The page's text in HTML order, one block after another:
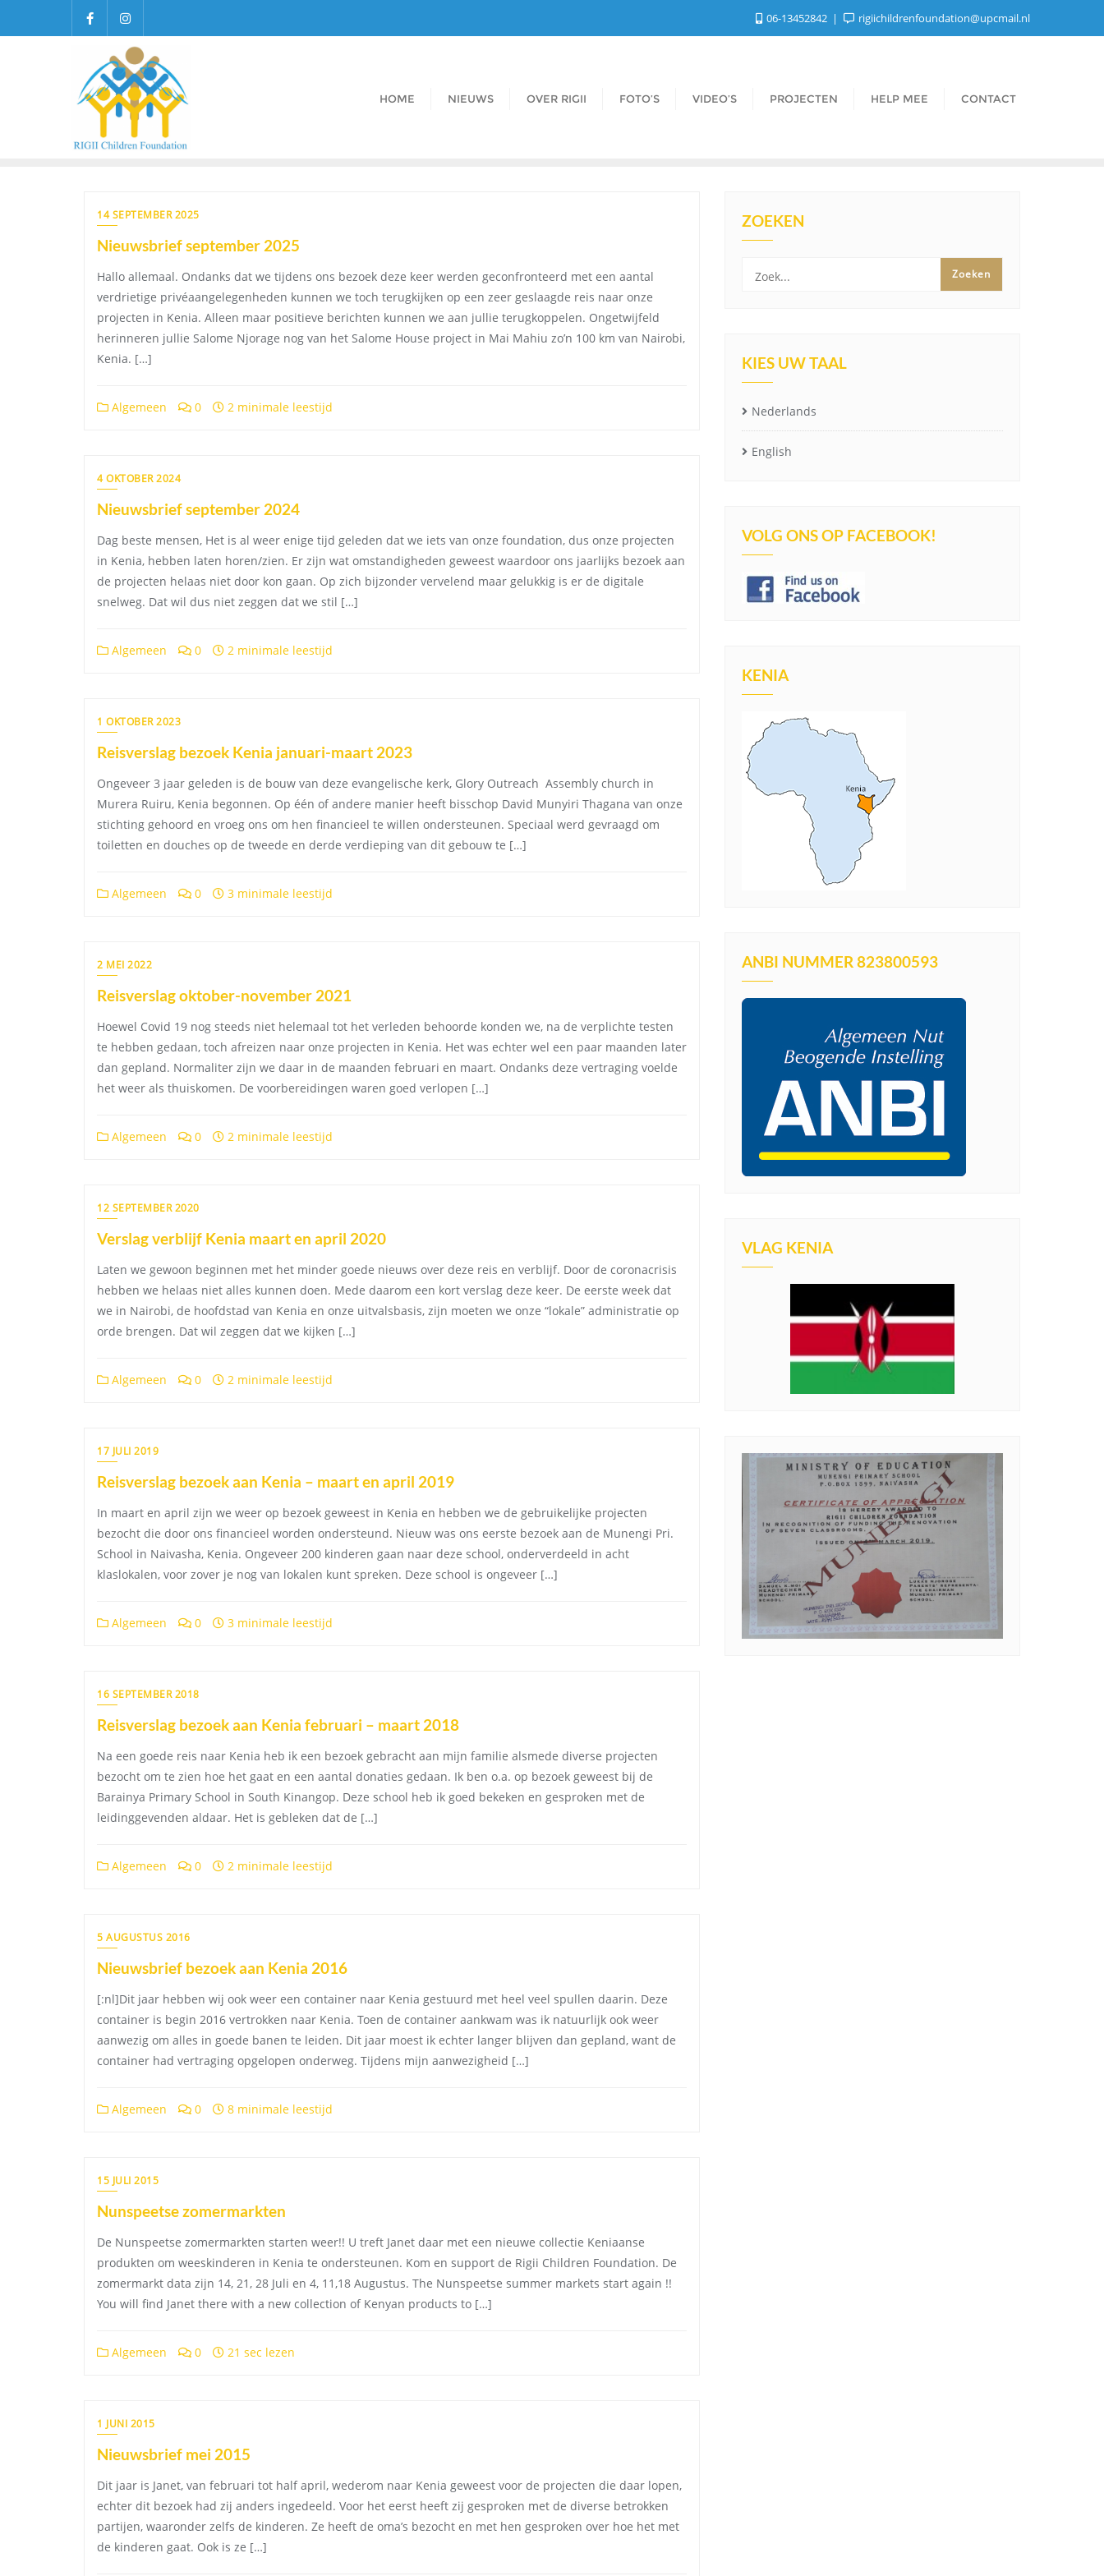
06-13452842 rigiichildrenfoundation@upcmail.nl
HOME NIEUWS OVER RIGII FOTO’S VIDEO’S PROJECTEN HELP MEE CONTACT
14 SEPTEMBER 2025
Nieuwsbrief september 2025
Hallo allemaal. Ondanks dat we tijdens ons bezoek deze keer werden geconfronteerd met een aantal
verdrietige privéaangelegenheden kunnen we toch terugkijken op een zeer geslaagde reis naar onze
projecten in Kenia. Alleen maar positieve berichten kunnen we aan jullie terugkoppelen. Ongetwijfeld
herinneren jullie Salome Njorage nog van het Salome House project in Mai Mahiu zo’n 100 km van Nairobi,
Kenia. […]
Algemeen 0 2 minimale leestijd
4 OKTOBER 2024
Nieuwsbrief september 2024
Dag beste mensen, Het is al weer enige tijd geleden dat we iets van onze foundation, dus onze projecten
in Kenia, hebben laten horen/zien. Er zijn wat omstandigheden geweest waardoor ons jaarlijks bezoek aan
de projecten helaas niet door kon gaan. Op zich bijzonder vervelend maar gelukkig is er de digitale
snelweg. Dat wil dus niet zeggen dat we stil […]
Algemeen 0 2 minimale leestijd
1 OKTOBER 2023
Reisverslag bezoek Kenia januari-maart 2023
Ongeveer 3 jaar geleden is de bouw van deze evangelische kerk, Glory Outreach Assembly church in
Murera Ruiru, Kenia begonnen. Op één of andere manier heeft bisschop David Munyiri Thagana van onze
stichting gehoord en vroeg ons om hen financieel te willen ondersteunen. Speciaal werd gevraagd om
toiletten en douches op de tweede en derde verdieping van dit gebouw te […]
Algemeen 0 3 minimale leestijd
2 MEI 2022
Reisverslag oktober-november 2021
Hoewel Covid 19 nog steeds niet helemaal tot het verleden behoorde konden we, na de verplichte testen
te hebben gedaan, toch afreizen naar onze projecten in Kenia. Het was echter wel een paar maanden later
dan gepland. Normaliter zijn we daar in de maanden februari en maart. Ondanks deze vertraging voelde
het weer als thuiskomen. De voorbereidingen waren goed verlopen […]
Algemeen 0 2 minimale leestijd
12 SEPTEMBER 2020
Verslag verblijf Kenia maart en april 2020
Laten we gewoon beginnen met het minder goede nieuws over deze reis en verblijf. Door de coronacrisis
hebben we helaas niet alles kunnen doen. Mede daarom een kort verslag deze keer. De eerste week dat
we in Nairobi, de hoofdstad van Kenia en onze uitvalsbasis, zijn moeten we onze “lokale” administratie op
orde brengen. Dat wil zeggen dat we kijken […]
Algemeen 0 2 minimale leestijd
17 JULI 2019
Reisverslag bezoek aan Kenia – maart en april 2019
In maart en april zijn we weer op bezoek geweest in Kenia en hebben we de gebruikelijke projecten
bezocht die door ons financieel worden ondersteund. Nieuw was ons eerste bezoek aan de Munengi Pri.
School in Naivasha, Kenia. Ongeveer 200 kinderen gaan naar deze school, onderverdeeld in acht
klaslokalen, voor zover je nog van lokalen kunt spreken. Deze school is ongeveer […]
Algemeen 0 3 minimale leestijd
16 SEPTEMBER 2018
Reisverslag bezoek aan Kenia februari – maart 2018
Na een goede reis naar Kenia heb ik een bezoek gebracht aan mijn familie alsmede diverse projecten
bezocht om te zien hoe het gaat en een aantal donaties gedaan. Ik ben o.a. op bezoek geweest bij de
Barainya Primary School in South Kinangop. Deze school heb ik goed bekeken en gesproken met de
leidinggevenden aldaar. Het is gebleken dat de […]
Algemeen 0 2 minimale leestijd
5 AUGUSTUS 2016
Nieuwsbrief bezoek aan Kenia 2016
[:nl]Dit jaar hebben wij ook weer een container naar Kenia gestuurd met heel veel spullen daarin. Deze
container is begin 2016 vertrokken naar Kenia. Toen de container aankwam was ik natuurlijk ook weer
aanwezig om alles in goede banen te leiden. Dit jaar moest ik echter langer blijven dan gepland, want de
container had vertraging opgelopen onderweg. Tijdens mijn aanwezigheid […]
Algemeen 0 8 minimale leestijd
15 JULI 2015
Nunspeetse zomermarkten
De Nunspeetse zomermarkten starten weer!! U treft Janet daar met een nieuwe collectie Keniaanse
produkten om weeskinderen in Kenia te ondersteunen. Kom en support de Rigii Children Foundation. De
zomermarkt data zijn 14, 21, 28 Juli en 4, 11,18 Augustus. The Nunspeetse summer markets start again !!
You will find Janet there with a new collection of Kenyan products to […]
Algemeen 0 21 sec lezen
1 JUNI 2015
Nieuwsbrief mei 2015
Dit jaar is Janet, van februari tot half april, wederom naar Kenia geweest voor de projecten die daar lopen,
echter dit bezoek had zij anders ingedeeld. Voor het eerst heeft zij gesproken met de diverse betrokken
partijen, waaronder zelfs de kinderen. Ze heeft de oma’s bezocht en met hen gesproken over hoe het met
de kinderen gaat. Ook is ze […]
ZOEKEN
KIES UW TAAL
Nederlands
English
VOLG ONS OP FACEBOOK!
KENIA
ANBI NUMMER 823800593
VLAG KENIA